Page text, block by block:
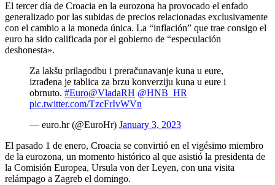
El tercer día de Croacia en la eurozona ha provocado el enfado
generalizado por las subidas de precios relacionadas exclusivamente
con el cambio a la moneda única. La “inflación” que trae consigo el
euro ha sido calificada por el gobierno de “especulación
deshonesta».
Za lakšu prilagodbu i preračunavanje kuna u eure,
izrađena je tablica za brzu konverziju kuna u eure i
obrnuto. #Euro@VladaRH @HNB_HR
pic.twitter.com/TzcFrIvWVn
— euro.hr (@EuroHr) January 3, 2023
El pasado 1 de enero, Croacia se convirtió en el vigésimo miembro
de la eurozona, un momento histórico al que asistió la presidenta de
la Comisión Europea, Ursula von der Leyen, con una visita
relámpago a Zagreb el domingo.